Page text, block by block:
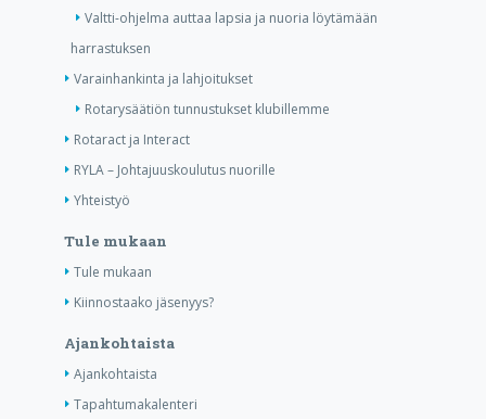
Valtti-ohjelma auttaa lapsia ja nuoria löytämään
harrastuksen
Varainhankinta ja lahjoitukset
Rotarysäätiön tunnustukset klubillemme
Rotaract ja Interact
RYLA – Johtajuuskoulutus nuorille
Yhteistyö
Tule mukaan
Tule mukaan
Kiinnostaako jäsenyys?
Ajankohtaista
Ajankohtaista
Tapahtumakalenteri